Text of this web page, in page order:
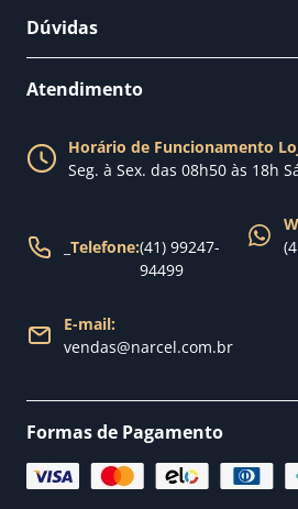
Fale conosco
Nossa loja
Dúvidas
Política de Trocas
Política de Entrega
Atendimento
Horário de Funcionamento
Seg. à Sex. das 08h50 às 18h
Telefone:(41) 99247-
94499
E-mail:
vendas@narcel.com.br
Formas de Pagamento